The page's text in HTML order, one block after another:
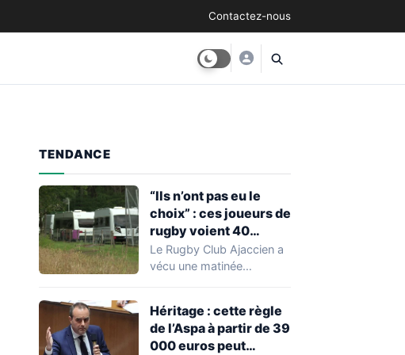
Contactez-nous
TENDANCE
“Ils n’ont pas eu le
choix” : ces joueurs de
rugby voient 40
caravanes de gens du
voyage s’installer
heure
Le Rugby Club Ajaccien a
vécu une matinée
découverte d'une…
Héritage : cette règle
de l’Aspa à partir de 39
000 euros peut